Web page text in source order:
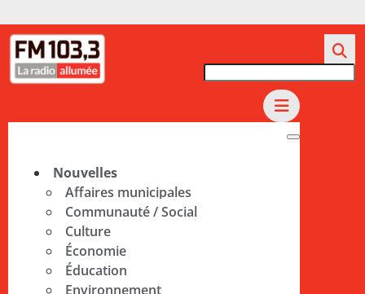
Nouvelles
Affaires municipales
Communauté / Social
Culture
Économie
Éducation
Environnement